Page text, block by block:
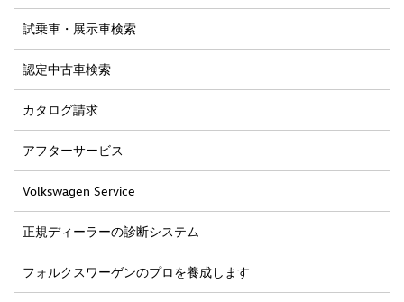
試乗車・展示車検索
認定中古車検索
カタログ請求
アフターサービス
Volkswagen Service
正規ディーラーの診断システム
フォルクスワーゲンのプロを養成します